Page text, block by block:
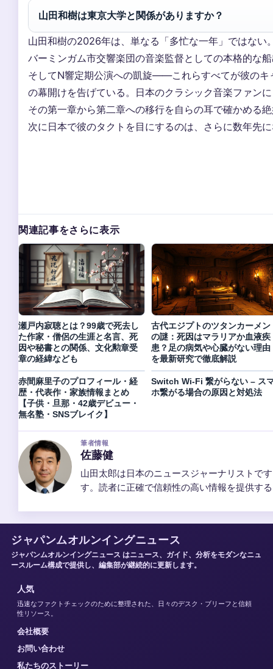
山田和樹は東京大学と関係がありますか？
山田和樹の2026年は、単なる「多忙な一年」ではない
バーミンガム市交響楽団の音楽監督としての本格的な
そしてN響定期公演への凱旋――これらすべてが彼のキ
の幕開けを告げている。日本のクラシック音楽ファン
その第一章から第二章への移行を自らの耳で確かめる
次に日本で彼のタクトを目にするのは、さらに数年先
関連記事をさらに表示
瀬戸内寂聴とは？99歳で死去し
た作家・僧侶の生涯と名言、死
因や秘書との関係、文化勲章受
章の経緯なども
古代エジプトのツタンカーメン
の謎：死因はマラリアか血液疾
患？足の病気や心臓がない理由
を最新研究で徹底解説
赤間麻里子のプロフィール・経
歴・代表作・家族情報まとめ
【子供・旦那・42歳デビュー・
無名塾・SNSブレイク】
Switch Wi-Fi 繋がらない – ス
ホ繋がる場合の原因と対処法
筆者情報
佐藤健
山田太郎は日本のニュースジャーナリストで
す。読者に正確で信頼性の高い情報を提供す
ジャパンムオルンイングニュース
ジャパンムオルンイングニュース はニュース、ガイド、分析をモダンなニュ
ースルーム構成で提供し、編集部が継続的に更新します。
人気
迅速なファクトチェックのために整理された、日々のデスク・ブリーフと信頼
性リソース。
会社概要
お問い合わせ
私たちのストーリー